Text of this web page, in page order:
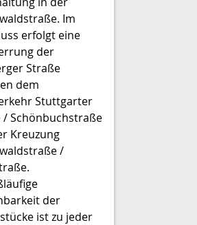
Im
erfolgt eine
der
Straße
dem
Stuttgarter
/ Schönbuchstraße
Kreuzung
/
der
ist zu jeder